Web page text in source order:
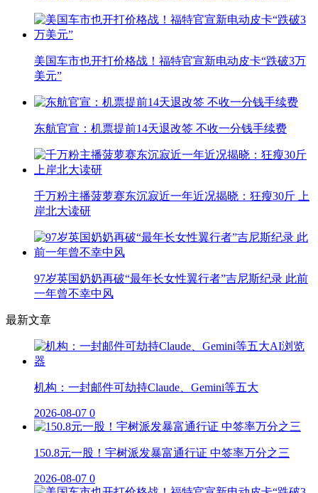
美国车市也开打价格战！福特官宣新电动皮卡“跌破3万
美元”
东航官宣：机票提前14天退改签 不收一分钱手续费
千万粉主播菠萝赛东沉寂近一年近况揭晓：狂瘦30斤 上
岸北大读研
97岁英国奶奶再破“最年长女性翼行者”吉尼斯纪录 此前
一年曾不幸中风
最新文章
机构：一封邮件可劫持Claude、Gemini等五大
2026-08-07 0
150.8元一股！宇树派发暴富通行证 中签率万分之三
2026-08-07 0